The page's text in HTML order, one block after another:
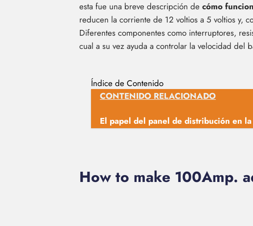
esta fue una breve descripción de cómo
reducen la corriente de 12 voltios a 5 voltios y,
Diferentes componentes como interruptores,
cual a su vez ayuda a controlar la velocidad del
Índice de Contenido
CONTENIDO RELACIONADO
El papel del panel de distribución en
How to make 100Amp.